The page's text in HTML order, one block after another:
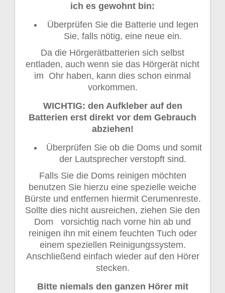
ich es gewohnt bin:
Überprüfen Sie die Batterie und legen
Sie, falls nötig, eine neue ein.
Da die Hörgerätbatterien sich selbst
entladen, auch wenn sie das Hörgerät nicht
im Ohr haben, kann dies schon einmal
vorkommen.
WICHTIG: den Aufkleber auf den
Batterien erst direkt vor dem Gebrauch
abziehen!
Überprüfen Sie ob die Doms und somit
der Lautsprecher verstopft sind.
Falls Sie die Doms reinigen möchten
benutzen Sie hierzu eine spezielle weiche
Bürste und entfernen hiermit Cerumenreste.
Sollte dies nicht ausreichen, ziehen Sie den
Dom vorsichtig nach vorne hin ab und
reinigen ihn mit einem feuchten Tuch oder
einem speziellen Reinigungssystem.
Anschließend einfach wieder auf den Hörer
stecken.
Bitte niemals den ganzen Hörer mit